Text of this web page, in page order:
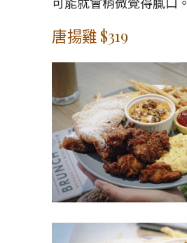
可能就會稍微覺得膩口。
唐揚雞 $319